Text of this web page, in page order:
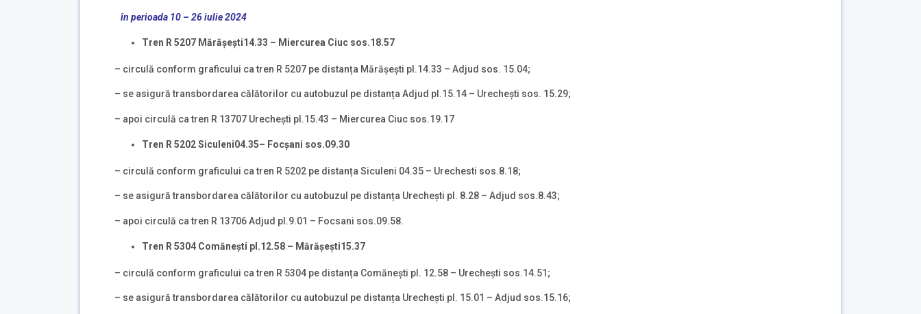
în perioada 10 – 26 iulie 2024
Tren R 5207 Mărășești14.33 – Miercurea Ciuc sos.18.57
– circulă conform graficului ca tren R 5207 pe distanța Mărășești pl.14.33 – Adjud sos. 15.04;
– se asigură transbordarea călătorilor cu autobuzul pe distanța Adjud pl.15.14 – Urechești sos. 15.29;
– apoi circulă ca tren R 13707 Urechești pl.15.43 – Miercurea Ciuc sos.19.17
Tren R 5202Siculeni04.35– Focșani sos.09.30
– circulă conform graficului ca tren R 5202 pe distanța Siculeni 04.35 – Urechesti sos.8.18;
– se asigură transbordarea călătorilor cu autobuzul pe distanța Urechești pl. 8.28 – Adjud sos.8.43;
– apoi circulă ca tren R 13706 Adjud pl.9.01 – Focsani sos.09.58.
Tren R 5304 Comăneşti pl.12.58 – Mărășești15.37
– circulă conform graficului ca tren R 5304 pe distanța Comănești pl. 12.58 – Urechești sos.14.51;
– se asigură transbordarea călătorilor cu autobuzul pe distanța Urechești pl. 15.01 – Adjud sos.15.16;